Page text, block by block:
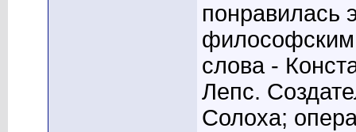
понравилась
слова -
Лепс.
Солоха;